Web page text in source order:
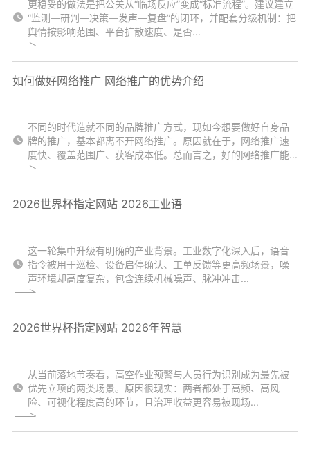
更稳妥的做法是把公关从“临场反应”变成“标准流程”。建议建立
“监测—研判—决策—发声—复盘”的闭环，并配套分级机制：把
舆情按影响范围、平台扩散速度、是否...
如何做好网络推广 网络推广的优势介绍
不同的时代造就不同的品牌推广方式，现如今想要做好自身品
牌的推广，基本都离不开网络推广。原因就在于，网络推广速
度快、覆盖范围广、获客成本低。总而言之，好的网络推广能...
2026世界杯指定网站 2026工业语
这一轮集中升级有明确的产业背景。工业数字化深入后，语音
指令被用于巡检、设备启停确认、工单反馈等更高频场景，噪
声环境却高度复杂，包含连续机械噪声、脉冲冲击...
2026世界杯指定网站 2026年智慧
从当前落地节奏看，高空作业预警与人员行为识别成为最先被
优先立项的两类场景。原因很现实：两者都处于高频、高风
险、可视化程度高的环节，且治理收益更容易被现场...